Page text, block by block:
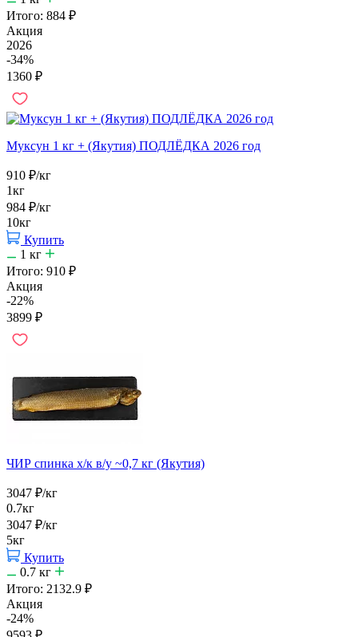
Итого: 884 ₽
Акция
2026
-34%
1360 ₽
Муксун 1 кг + (Якутия) ПОДЛЁДКА 2026 год
910 ₽/кг
1кг
984 ₽/кг
10кг
Купить
1 кг
Итого: 910 ₽
Акция
-22%
3899 ₽
ЧИР спинка х/к в/у ~0,7 кг (Якутия)
3047 ₽/кг
0.7кг
3047 ₽/кг
5кг
Купить
0.7 кг
Итого: 2132.9 ₽
Акция
-24%